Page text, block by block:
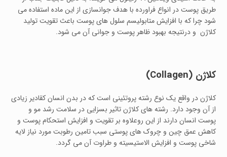
طریق پوست در انواع فراورده با هدف جوانسازی از این ماده استفاده می
شود چرا که با افزایش متابولیسم سلول های پوست باعث تقویت تولید
کلاژن و درنتیجه بهبود ظاهر پوست و جوانی آن می شود.
کلاژن (Collagen)
کلاژن در واقع یک نوع رشته پروتئینی است که در بدن انسان کقادیر زیادی
از آن وجود دارد. رشته های کلاژن تاثیر بسزایی در سلامت رشد مو و
پوست انسان دارند از این روعلاوه بر تقویت و افزایش استحکام پوست و
کاهش عمق چین و چروک های پوستی سبب تامین رطوبت مورد نیاز لایه
شاخی پوست و افزایش الاستیسیته و طراوت آن می گردد.